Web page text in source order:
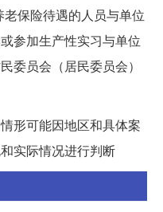
保险待遇的人员与单位
参加生产性实习与单位
委员会（居民委员会）
形可能因地区和具体案
实际情况进行判断